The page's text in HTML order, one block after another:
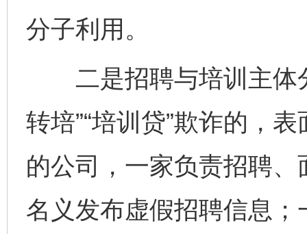
分子利用。
二是招聘与培训主体
转培”“培训贷”欺诈的，
的公司，一家负责招聘
名义发布虚假招聘信息